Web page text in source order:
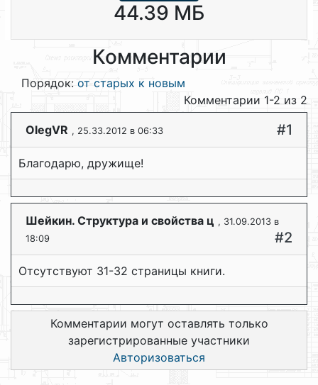
44.39 МБ
Комментарии
Порядок: от старых к новым
Комментарии 1-2 из 2
OlegVR , 25.33.2012 в 06:33 #1
Благодарю, дружище!
Шейкин. Структура и свойства ц , 31.09.2013 в
18:09
#2
Отсутствуют 31-32 страницы книги.
Комментарии могут оставлять только
зарегистрированные участники
Авторизоваться